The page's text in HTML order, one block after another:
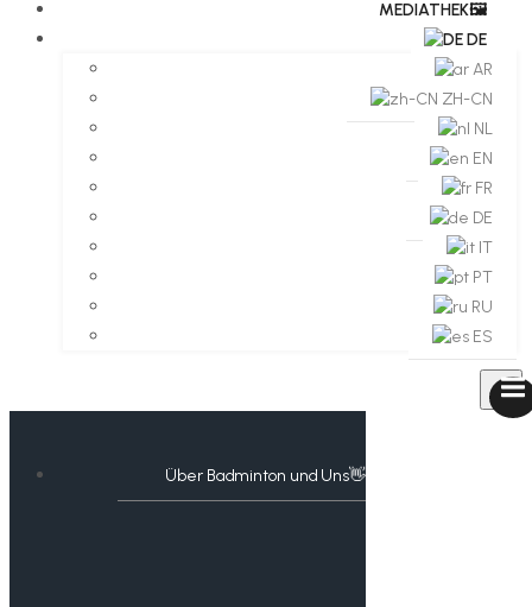
MEDIATHEK🖼️​
DE
AR
ZH-CN
NL
EN
FR
DE
IT
PT
RU
ES
Über Badminton und Uns👋